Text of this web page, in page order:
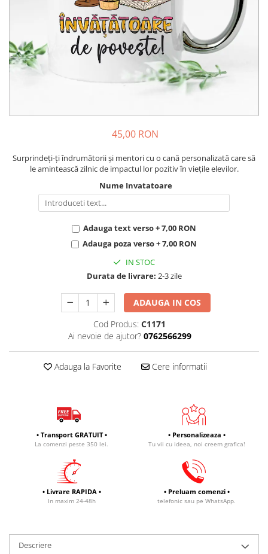
Body bebelusi personalizate
Perne personalizate
Plusuri personalizate
Agende personalizate
Etichete pentru sticla de vin
Sorturi Personalizate
Cadouri pentru Doctori
Cadouri Pensionare
Cadouri Profesori
45,00 RON
Surprindeți-ți îndrumătorii și mentori cu o cană personalizată care să
le amintească zilnic de impactul lor pozitiv în viețile elevilor.
Nume Invatatoare
Adauga text verso + 7,00 RON
Adauga poza verso + 7,00 RON
IN STOC
Durata de livrare: 2-3 zile
ADAUGA IN COS
Cod Produs: C1171
Ai nevoie de ajutor? 0762566299
Adauga la Favorite Cere informatii
• Transport GRATUIT •
La comenzi peste 350 lei.
• Personalizeaza •
Tu vii cu ideea, noi creem grafica!
• Livrare RAPIDA •
In maxim 24-48h
• Preluam comenzi •
telefonic sau pe WhatsApp.
Descriere